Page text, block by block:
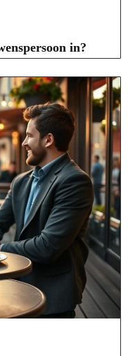
in?